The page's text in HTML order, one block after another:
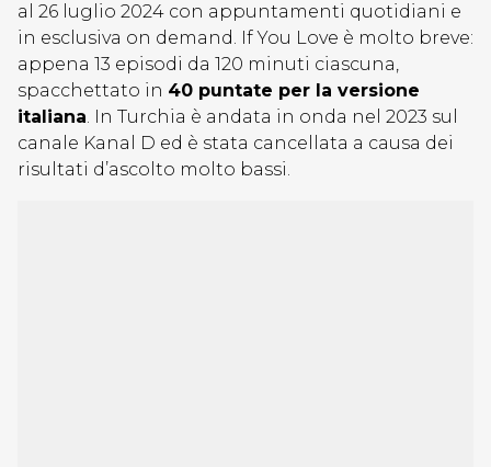
al 26 luglio 2024 con appuntamenti quotidiani e
in esclusiva on demand. If You Love è molto breve:
appena 13 episodi da 120 minuti ciascuna,
spacchettato in 40 puntate per la versione
italiana. In Turchia è andata in onda nel 2023 sul
canale Kanal D ed è stata cancellata a causa dei
risultati d’ascolto molto bassi.